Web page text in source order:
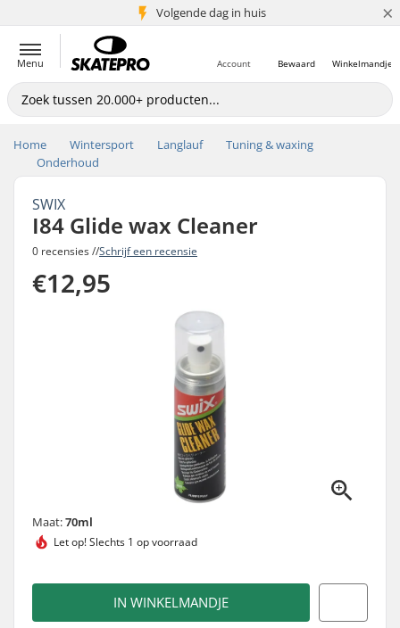
Volgende dag in huis
5+ mln. klanten ×
Menu Winkelmandje
Bewaard
Account
Home Wintersport Langlauf
Tuning & waxing
Onderhoud
SWIX
I84 Glide wax Cleaner
0 recensies //Schrijf een recensie
€12,95
Maat:70ml
Let op!Slechts 1 op voorraad
IN WINKELMANDJE